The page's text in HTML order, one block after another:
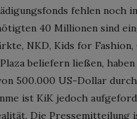
fehlen noch
40 Millionen sind
NKD, Kids for
beliefern ließen,
500.000 US-Dollar
ist KiK jedoch
Die Pressemitteilung